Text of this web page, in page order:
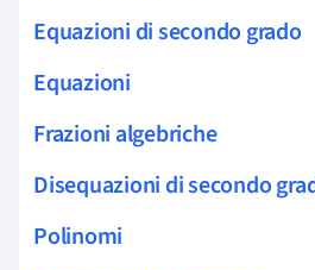
Equazioni di secondo grado
Equazioni
Frazioni algebriche
Disequazioni di secondo
Polinomi